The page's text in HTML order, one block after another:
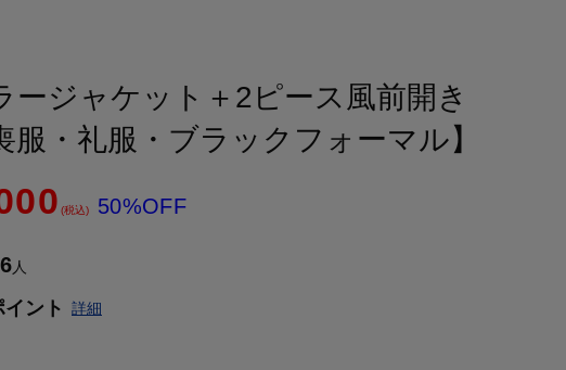
ージャケット＋2ピース風前開き
服・礼服・ブラックフォーマル】
(税込) 50%OFF
人
イント 詳細